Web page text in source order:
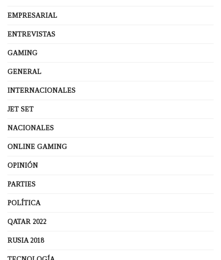
EMPRESARIAL
ENTREVISTAS
GAMING
GENERAL
INTERNACIONALES
JET SET
NACIONALES
ONLINE GAMING
OPINIÓN
PARTIES
POLÍTICA
QATAR 2022
RUSIA 2018